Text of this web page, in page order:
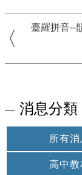
臺羅拼音--
消息分類
所有消
高中教